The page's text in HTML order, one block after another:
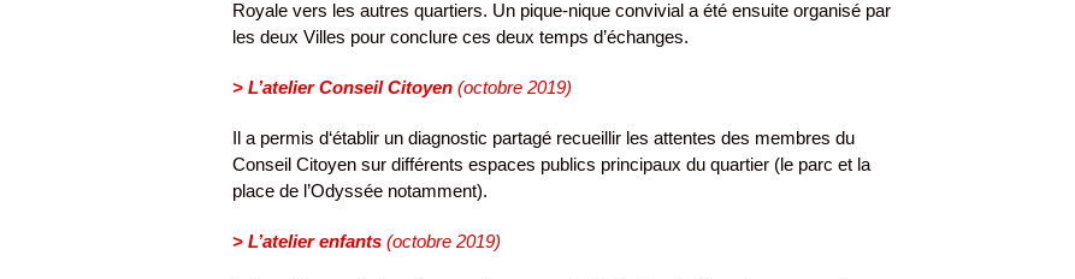
Royale vers les autres quartiers. Un pique-nique convivial a été ensuite organisé par
les deux Villes pour conclure ces deux temps d’échanges.
> L’atelier Conseil Citoyen(octobre 2019)
Il a permis d‘établir un diagnostic partagé recueillir les attentes des membres du
Conseil Citoyen sur différents espaces publics principaux du quartier (le parc et la
place de l’Odyssée notamment).
> L’atelier enfants(octobre 2019)